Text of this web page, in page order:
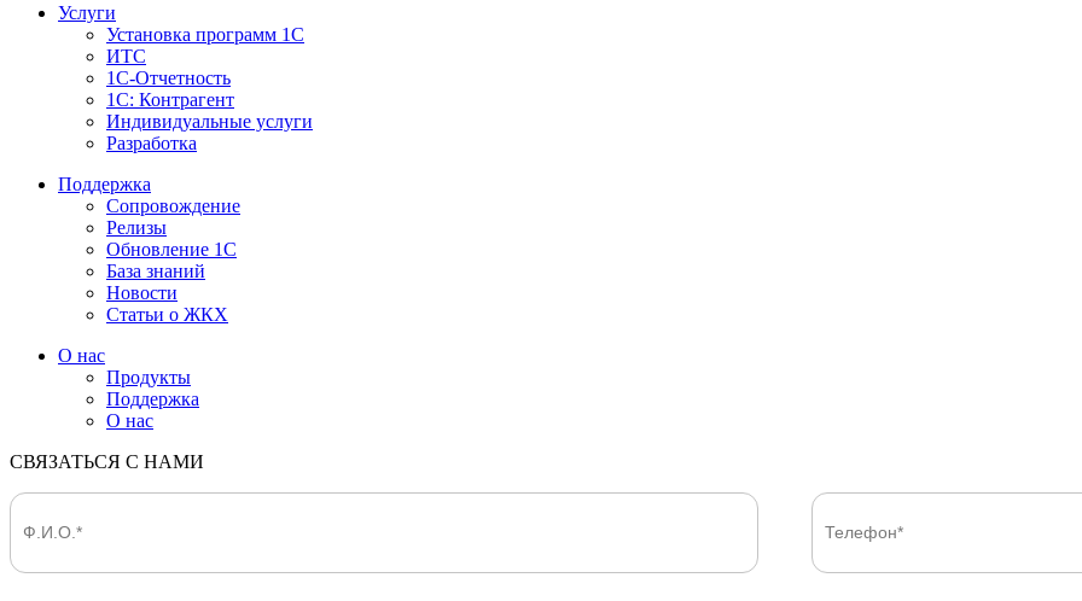
Услуги
Установка программ 1С
ИТС
1С-Отчетность
1С: Контрагент
Индивидуальные услуги
Разработка
Поддержка
Сопровождение
Релизы
Обновление 1С
База знаний
Новости
Статьи о ЖКХ
О нас
Продукты
Поддержка
О нас
СВЯЗАТЬСЯ С НАМИ